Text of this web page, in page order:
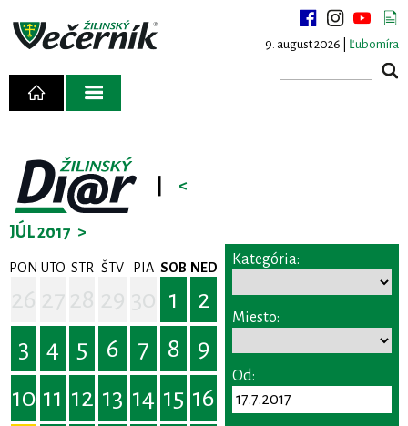
9. august 2026 | Ľubomíra
<
JÚL 2017 >
PON UTO STR ŠTV PIA SOB NED
1
2
3
4 5 6 7 8
9
10 11 12 13 14 15 16
Kategória:
Miesto:
Od: